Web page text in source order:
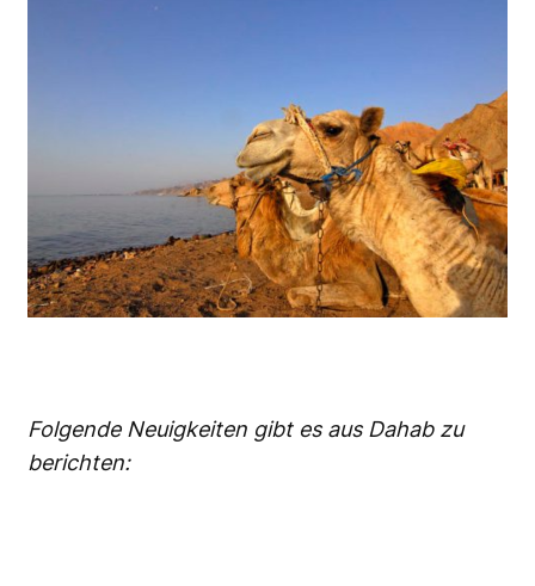
Folgende Neuigkeiten gibt es aus Dahab zu
berichten: